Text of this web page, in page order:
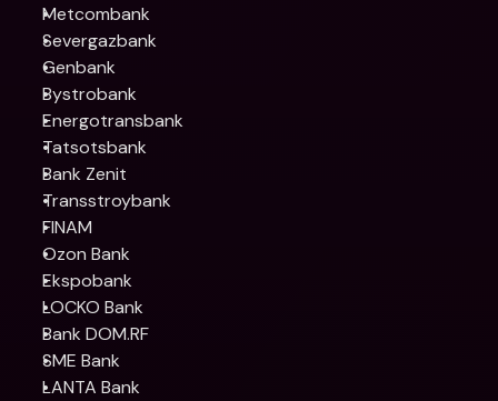
Metcombank
Severgazbank
Genbank
Bystrobank
Energotransbank
Tatsotsbank
Bank Zenit
Transstroybank
FINAM
Ozon Bank
Ekspobank
LOCKO Bank
Bank DOM.RF
SME Bank
LANTA Bank